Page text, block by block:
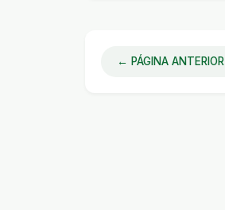
← PÁGINA ANTERIOR